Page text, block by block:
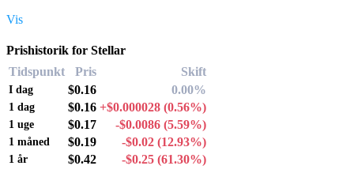
Vis
Prishistorik for Stellar
Tidspunkt
Pris Skift
I dag $0.16 0.00%
1 dag $0.16 +$0.000028 (0.56%)
1 uge $0.17 -$0.0086 (5.59%)
1 måned $0.19 -$0.02 (12.93%)
1 år $0.42 -$0.25 (61.30%)